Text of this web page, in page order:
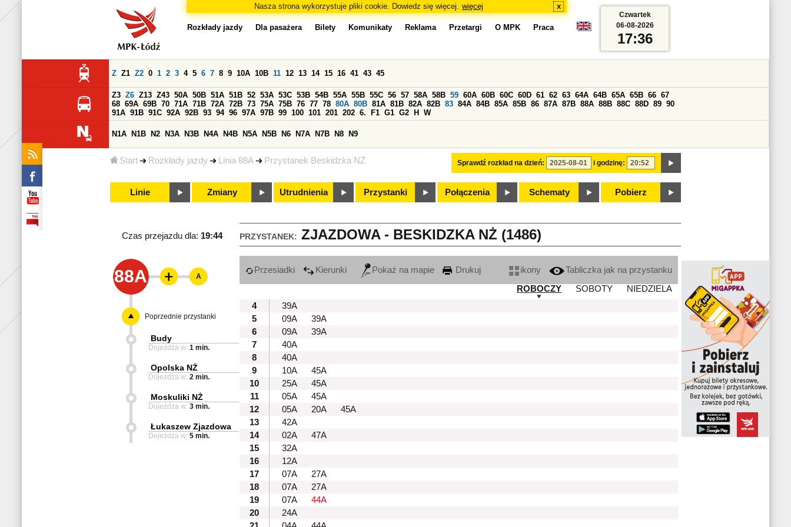
Nasza strona wykorzystuje pliki cookie. Dowiedz się więcej. więcej x
Start Rozkłady jazdy Linia 88A Przystanek Beskidzka NŻ
Rozkłady jazdy Dla pasażera Bilety Komunikaty Reklama Przetargi O MPK Praca
Sprawdź rozkład na dzień: i godzinę:
Z Z1 Z2 0 1 2 3 4 5 6 7 8 9 10A 10B 11 12 13 14 15 16 41 43 45
Z3 Z6 Z13 Z43 50A 50B 51A 51B 52 53A 53C 53B 54B 55A 55B 55C 56 57 58A 58B 59 60A 60B 60C 60D 61 62 63 64A 64B 65A 65B 66 67
68 69A 69B 70 71A 71B 72A 72B 73 75A 75B 76 77 78 80A 80B 81A 81B 82A 82B 83 84A 84B 85A 85B 86 87A 87B 88A 88B 88C 88D 89 90
91A 91B 91C 92A 92B 93 94 96 97A 97B 99 100 101 201 202 6. F1 G1 G2 H W
N1A N1B N2 N3A N3B N4A N4B N5A N5B N6 N7A N7B N8 N9
Linie Zmiany Utrudnienia Przystanki Połączenia Schematy Pobierz
Czwartek
06-08-2026
17:36
PRZYSTANEK: ZJAZDOWA - BESKIDZKA NŻ (1486)
Czas przejazdu dla: 19:44
88A Przesiadki Kierunki Pokaż na mapie Drukuj ikony
Tabliczka jak na przystanku
ROBOCZY
SOBOTY
NIEDZIELA
4
39A
5
09A
39A
6
09A
39A
7
40A
8
40A
9
10A
45A
10
25A
45A
11
05A
45A
12
05A 20A
45A
13
42A
14
02A
47A
15
32A
16
12A
17
07A
27A
18
07A
27A
19
07A
44A
20
24A
A
Poprzednie przystanki
Budy
Dojeżdża w: 1 min.
Opolska NŻ
Dojeżdża w: 2 min.
Moskuliki NŻ
Dojeżdża w: 3 min.
Łukaszew Zjazdowa
Dojeżdża w: 5 min.